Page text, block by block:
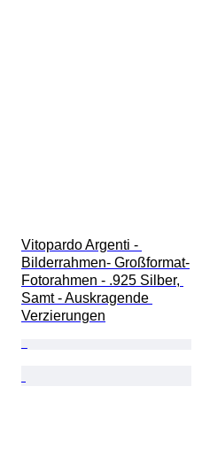
Vitopardo Argenti -
Bilderrahmen- Großformat-
Fotorahmen - .925 Silber,
Samt - Auskragende
Verzierungen